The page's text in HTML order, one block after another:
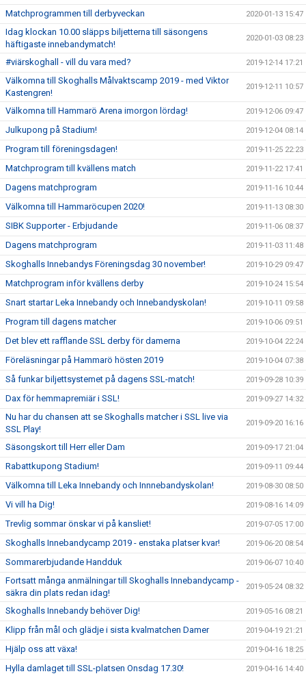
Matchprogrammen till derbyveckan 2020-01-13 15:47
Idag klockan 10.00 släpps biljetterna till säsongens
häftigaste innebandymatch!
2020-01-03 08:23
#viärskoghall - vill du vara med? 2019-12-14 17:21
Välkomna till Skoghalls Målvaktscamp 2019 - med Viktor
Kastengren!
2019-12-11 10:57
Välkomna till Hammarö Arena imorgon lördag! 2019-12-06 09:47
Julkupong på Stadium! 2019-12-04 08:14
Program till föreningsdagen! 2019-11-25 22:23
Matchprogram till kvällens match 2019-11-22 17:41
Dagens matchprogram 2019-11-16 10:44
Välkomna till Hammaröcupen 2020! 2019-11-13 08:30
SIBK Supporter - Erbjudande 2019-11-06 08:37
Dagens matchprogram 2019-11-03 11:48
Skoghalls Innebandys Föreningsdag 30 november! 2019-10-29 09:47
Matchprogram inför kvällens derby 2019-10-24 15:54
Snart startar Leka Innebandy och Innebandyskolan! 2019-10-11 09:58
Program till dagens matcher 2019-10-06 09:51
Det blev ett rafflande SSL derby för damerna 2019-10-04 22:24
Föreläsningar på Hammarö hösten 2019 2019-10-04 07:38
Så funkar biljettsystemet på dagens SSL-match! 2019-09-28 10:39
Dax för hemmapremiär i SSL! 2019-09-27 14:32
Nu har du chansen att se Skoghalls matcher i SSL live via
SSL Play!
2019-09-20 16:16
Säsongskort till Herr eller Dam 2019-09-17 21:04
Rabattkupong Stadium! 2019-09-11 09:44
Välkomna till Leka Innebandy och Innnebandyskolan! 2019-08-30 08:50
Vi vill ha Dig! 2019-08-16 14:09
Trevlig sommar önskar vi på kansliet! 2019-07-05 17:00
Skoghalls Innebandycamp 2019 - enstaka platser kvar! 2019-06-20 08:54
Sommarerbjudande Handduk 2019-06-07 10:40
Fortsatt många anmälningar till Skoghalls Innebandycamp -
säkra din plats redan idag!
2019-05-24 08:32
Skoghalls Innebandy behöver Dig! 2019-05-16 08:21
Klipp från mål och glädje i sista kvalmatchen Damer 2019-04-19 21:21
Hjälp oss att växa! 2019-04-16 18:25
Hylla damlaget till SSL-platsen Onsdag 17.30! 2019-04-16 14:40